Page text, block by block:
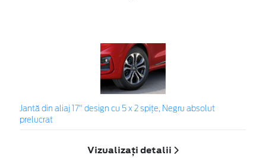
Jantă din aliaj 17" design cu 5 x 2 spițe, Negru absolut
prelucrat
Vizualizați detalii